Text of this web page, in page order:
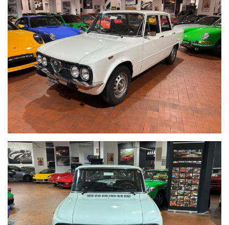
Libretto tagliandi originale
Tagliandi Alfa Romeo
Venduta da concessionaria Alfa di Roma
Attrezzi originali e porta attrezzi
Ruota di scorta mai utilizzata
Interni in Stoffa azzurra
Radica
Volante in legno
Adesivi Originali dell'epoca
Sempre conservata in garage
NO RUGGINE
In alcuni punti e' stato passato un componente siliconico per
prevenire eventuale ruggine (rimovibile)
Disponibili per qualsiasi controllo della vettura
Chilometraggio certificato
Tagliando completo 06/2026
Perfettamente funzionante